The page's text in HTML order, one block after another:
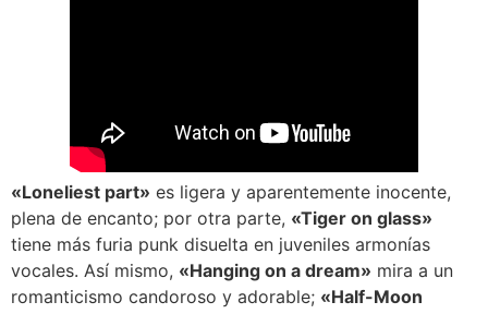
«Loneliest part» es ligera y aparentemente inocente,
plena de encanto; por otra parte, «Tiger on glass»
tiene más furia punk disuelta en juveniles armonías
vocales. Así mismo, «Hanging on a dream» mira a un
romanticismo candoroso y adorable; «Half-Moon